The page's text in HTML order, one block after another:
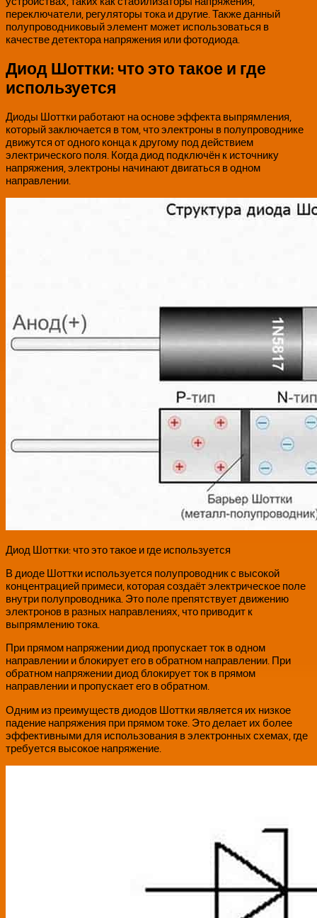
переключатели, регуляторы тока и другие. Также данный
полупроводниковый элемент может использоваться в
качестве детектора напряжения или фотодиода.
Диод Шоттки: что это такое и где
используется
Диоды Шоттки работают на основе эффекта выпрямления,
который заключается в том, что электроны в полупроводнике
движутся от одного конца к другому под действием
электрического поля. Когда диод подключён к источнику
напряжения, электроны начинают двигаться в одном
направлении.
Диод Шоттки: что это такое и где используется
В диоде Шоттки используется полупроводник с высокой
концентрацией примеси, которая создаёт электрическое поле
внутри полупроводника. Это поле препятствует движению
электронов в разных направлениях, что приводит к
выпрямлению тока.
При прямом напряжении диод пропускает ток в одном
направлении и блокирует его в обратном направлении. При
обратном напряжении диод блокирует ток в прямом
направлении и пропускает его в обратном.
Одним из преимуществ диодов Шоттки является их низкое
падение напряжения при прямом токе. Это делает их более
эффективными для использования в электронных схемах, где
требуется высокое напряжение.